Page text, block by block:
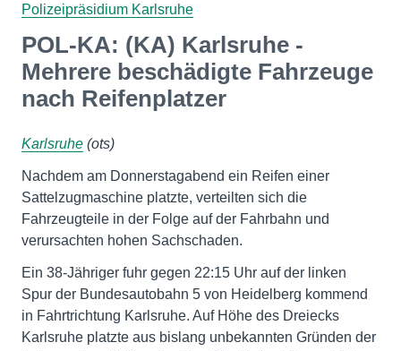
Polizeipräsidium Karlsruhe
POL-KA: (KA) Karlsruhe -
Mehrere beschädigte Fahrzeuge
nach Reifenplatzer
Karlsruhe (ots)
Nachdem am Donnerstagabend ein Reifen einer
Sattelzugmaschine platzte, verteilten sich die
Fahrzeugteile in der Folge auf der Fahrbahn und
verursachten hohen Sachschaden.
Ein 38-Jähriger fuhr gegen 22:15 Uhr auf der linken
Spur der Bundesautobahn 5 von Heidelberg kommend
in Fahrtrichtung Karlsruhe. Auf Höhe des Dreiecks
Karlsruhe platzte aus bislang unbekannten Gründen der